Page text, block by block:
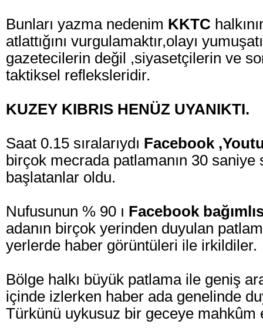
Bunları yazma nedenim KKTC
atlattığını vurgulamaktır,olayı
gazetecilerin değil ,siyasetçilerin ve
taktiksel refleksleridir.
KUZEY KIBRIS HENÜZ UYANIKTI.
Saat 0.15 sıralarıydı Facebook
birçok mecrada patlamanın 30 saniye
başlatanlar oldu.
Nufusunun % 90 ı Facebook
adanın birçok yerinden duyulan
yerlerde haber görüntüleri ile irkildiler.
Bölge halkı büyük patlama ile geniş
içinde izlerken haber ada genelinde
Türkünü uykusuz bir geceye mahkûm